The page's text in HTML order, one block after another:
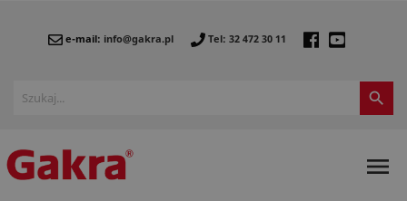
e-mail: info@gakra.pl Tel: 32 472 30 11

